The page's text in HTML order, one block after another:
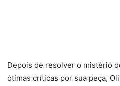
Depois de resolver o mistério
ótimas críticas por sua peça,